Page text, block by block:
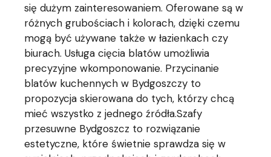
się dużym zainteresowaniem. Oferowane są w
różnych grubościach i kolorach, dzięki czemu
mogą być używane także w łazienkach czy
biurach. Usługa cięcia blatów umożliwia
precyzyjne wkomponowanie. Przycinanie
blatów kuchennych w Bydgoszczy to
propozycja skierowana do tych, którzy chcą
mieć wszystko z jednego źródła.Szafy
przesuwne Bydgoszcz to rozwiązanie
estetyczne, które świetnie sprawdza się w